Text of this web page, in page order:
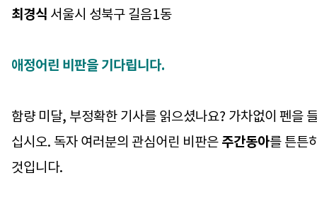
최경식 서울시 성북구 길음1동
애정어린 비판을 기다립니다.
함량 미달, 부정확한 기사를 읽으셨나요? 가차없이 펜을
십시오. 독자 여러분의 관심어린 비판은 주간동아를 튼튼
것입니다.